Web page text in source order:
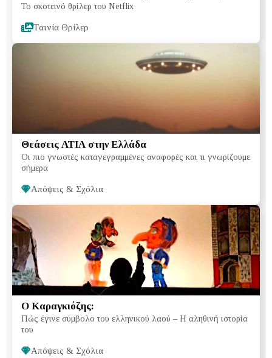
Το σκοτεινό θρίλερ του Netflix
Tαινία Θρίλερ
Θεάσεις ΑΤΙΑ στην Ελλάδα
Οι πιο γνωστές καταγεγραμμένες αναφορές και τι γνωρίζουμε
σήμερα
Απόψεις & Σχόλια
Ο Καραγκιόζης:
Πώς έγινε σύμβολο του ελληνικού λαού – Η αληθινή ιστορία
του
Απόψεις & Σχόλια